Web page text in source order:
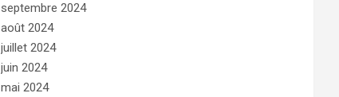
septembre 2024
août 2024
juillet 2024
juin 2024
mai 2024